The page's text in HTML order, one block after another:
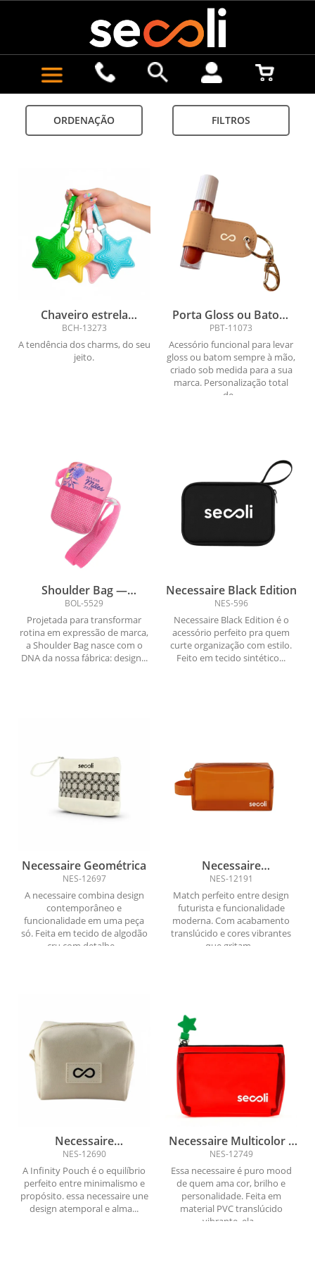
ORDENAÇÃO FILTROS
Chaveiro estrela
personalizado com alça
— bagcharm / keycharm
BCH-13273
A tendência dos charms, do seu
jeito.
Porta Gloss ou Batom
Chaveiro Personalizado
PBT-11073
Acessório funcional para levar
gloss ou batom sempre à mão,
criado sob medida para a sua
marca. Personalização total
de...
Shoulder Bag —
Compacta, funcional e
com design inteligente
BOL-5529
Projetada para transformar
rotina em expressão de marca,
a Shoulder Bag nasce com o
DNA da nossa fábrica: design...
Necessaire Black Edition
NES-596
Necessaire Black Edition é o
acessório perfeito pra quem
curte organização com estilo.
Feito em tecido sintético...
Necessaire Geométrica
NES-12697
A necessaire combina design
contemporâneo e
funcionalidade em uma peça
só. Feita em tecido de algodão
cru com detalhe...
Necessaire
Transparente - Atitude e
Beleza
NES-12191
Match perfeito entre design
futurista e funcionalidade
moderna. Com acabamento
translúcido e cores vibrantes
que gritam...
Necessaire
Contemporânea
NES-12690
A Infinity Pouch é o equilíbrio
perfeito entre minimalismo e
propósito. essa necessaire une
design atemporal e alma...
Necessaire Multicolor –
Cores, Estilo e Atitude
NES-12749
Essa necessaire é puro mood
de quem ama cor, brilho e
personalidade. Feita em
material PVC translúcido
vibrante, ela...